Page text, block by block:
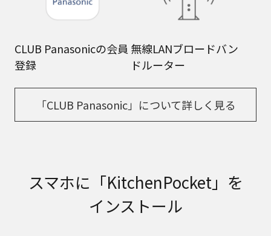
CLUB Panasonicの会員
登録
無線LANブロードバン
ドルーター
「CLUB Panasonic」について詳しく見る
スマホに「KitchenPocket」を
インストール